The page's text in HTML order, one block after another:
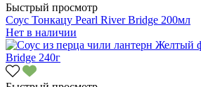
Быстрый просмотр
Соус Тонкацу Pearl River Bridge 200мл
Нет в наличии